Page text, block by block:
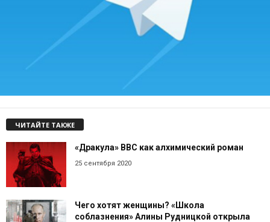
ЧИТАЙТЕ ТАКЖЕ
«Дракула» BBC как алхимический роман
25 сентября 2020
Чего хотят женщины? «Школа
соблазнения» Алины Рудницкой открыла